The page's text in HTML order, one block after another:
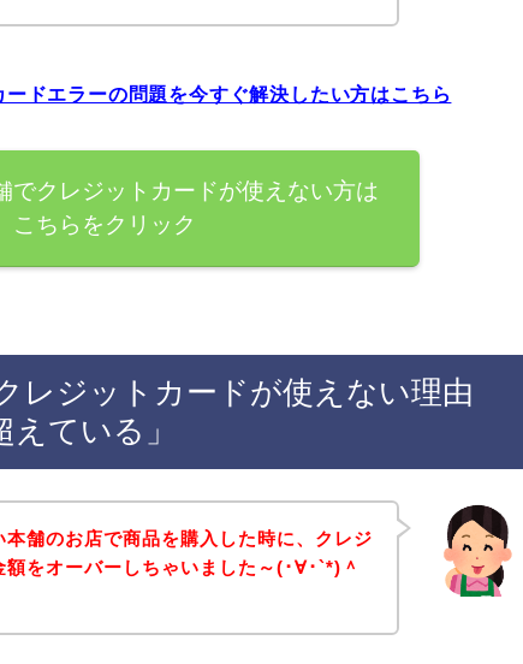
ドエラーの問題を今すぐ解決したい方はこちら
でクレジットカードが使えない方は
こちらをクリック
レジットカードが使えない理由
ている」
舗のお店で商品を購入した時に、クレジ
額をオーバーしちゃいました～(･∀･`*)＾